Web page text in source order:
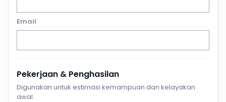
Email
Pekerjaan & Penghasilan
Digunakan untuk estimasi kemampuan dan kelayakan
awal.